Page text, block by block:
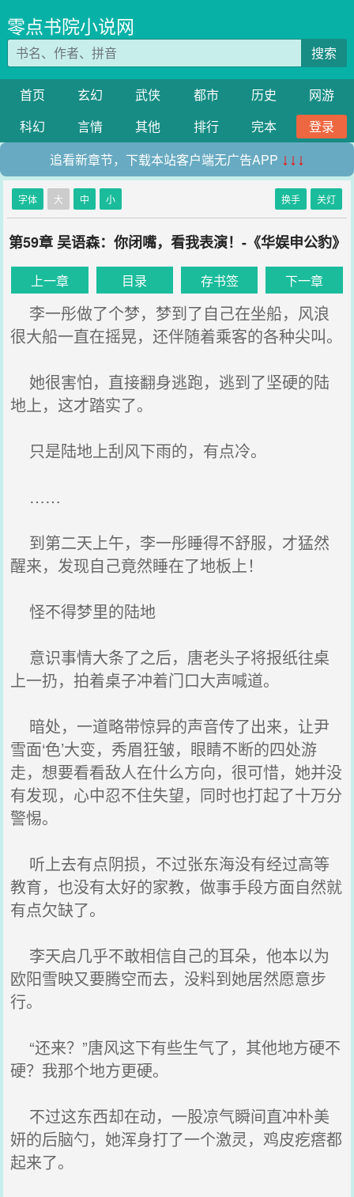
零点书院小说网
搜索
首页 玄幻 武侠 都市 历史
网游
科幻
言情 其他 排行 完本
登录
追看新章节，下载本站客户端无广告APP ↓↓↓
字体 大 中 小 换手 关灯
第59章 吴语森：你闭嘴，看我表演！-《华娱申公豹》
上一章 目录 存书签 下一章
李一彤做了个梦，梦到了自己在坐船，风浪
很大船一直在摇晃，还伴随着乘客的各种尖叫。
她很害怕，直接翻身逃跑，逃到了坚硬的陆
地上，这才踏实了。
只是陆地上刮风下雨的，有点冷。
……
到第二天上午，李一彤睡得不舒服，才猛然
醒来，发现自己竟然睡在了地板上！
怪不得梦里的陆地
意识事情大条了之后，唐老头子将报纸往桌
上一扔，拍着桌子冲着门口大声喊道。
暗处，一道略带惊异的声音传了出来，让尹
雪面‘色’大变，秀眉狂皱，眼睛不断的四处游
走，想要看看敌人在什么方向，很可惜，她并没
有发现，心中忍不住失望，同时也打起了十万分
警惕。
听上去有点阴损，不过张东海没有经过高等
教育，也没有太好的家教，做事手段方面自然就
有点欠缺了。
李天启几乎不敢相信自己的耳朵，他本以为
欧阳雪映又要腾空而去，没料到她居然愿意步
行。
“还来？”唐风这下有些生气了，其他地方硬不
硬？我那个地方更硬。
不过这东西却在动，一股凉气瞬间直冲朴美
妍的后脑勺，她浑身打了一个激灵，鸡皮疙瘩都
起来了。